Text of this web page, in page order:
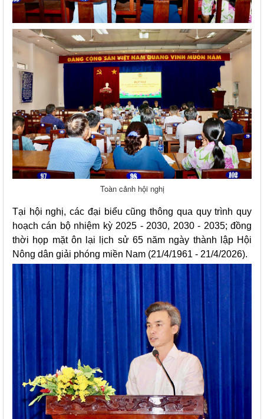
Toàn cảnh hội nghị
Tại hội nghị, các đại biểu cũng thông qua quy trình quy
hoạch cán bộ nhiệm kỳ 2025 - 2030, 2030 - 2035; đồng
thời họp mặt ôn lại lịch sử 65 năm ngày thành lập Hội
Nông dân giải phóng miền Nam (21/4/1961 - 21/4/2026).